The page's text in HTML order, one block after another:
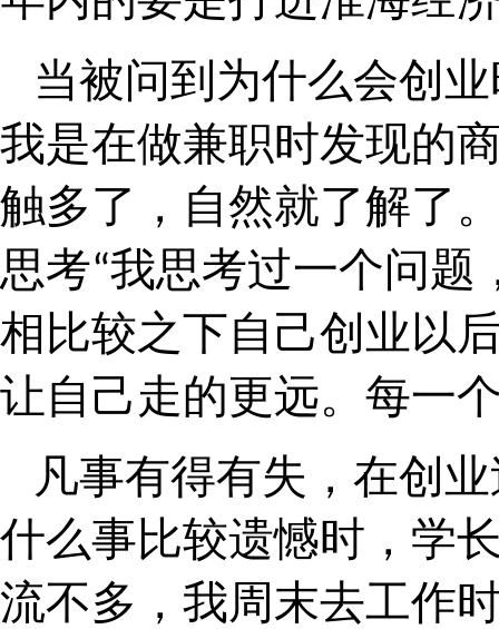
当被问到为什么会创
我是在做兼职时发现的
触多了，自然就了解了
思考“我思考过一个问题
相比较之下自己创业以
让自己走的更远。每一
凡事有得有失，在创
什么事比较遗憾时， 学
流不多，我周末去工作